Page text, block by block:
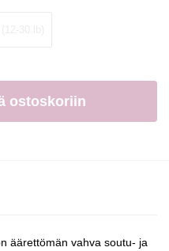
ostoskoriin
äärettömän vahva soutu- ja